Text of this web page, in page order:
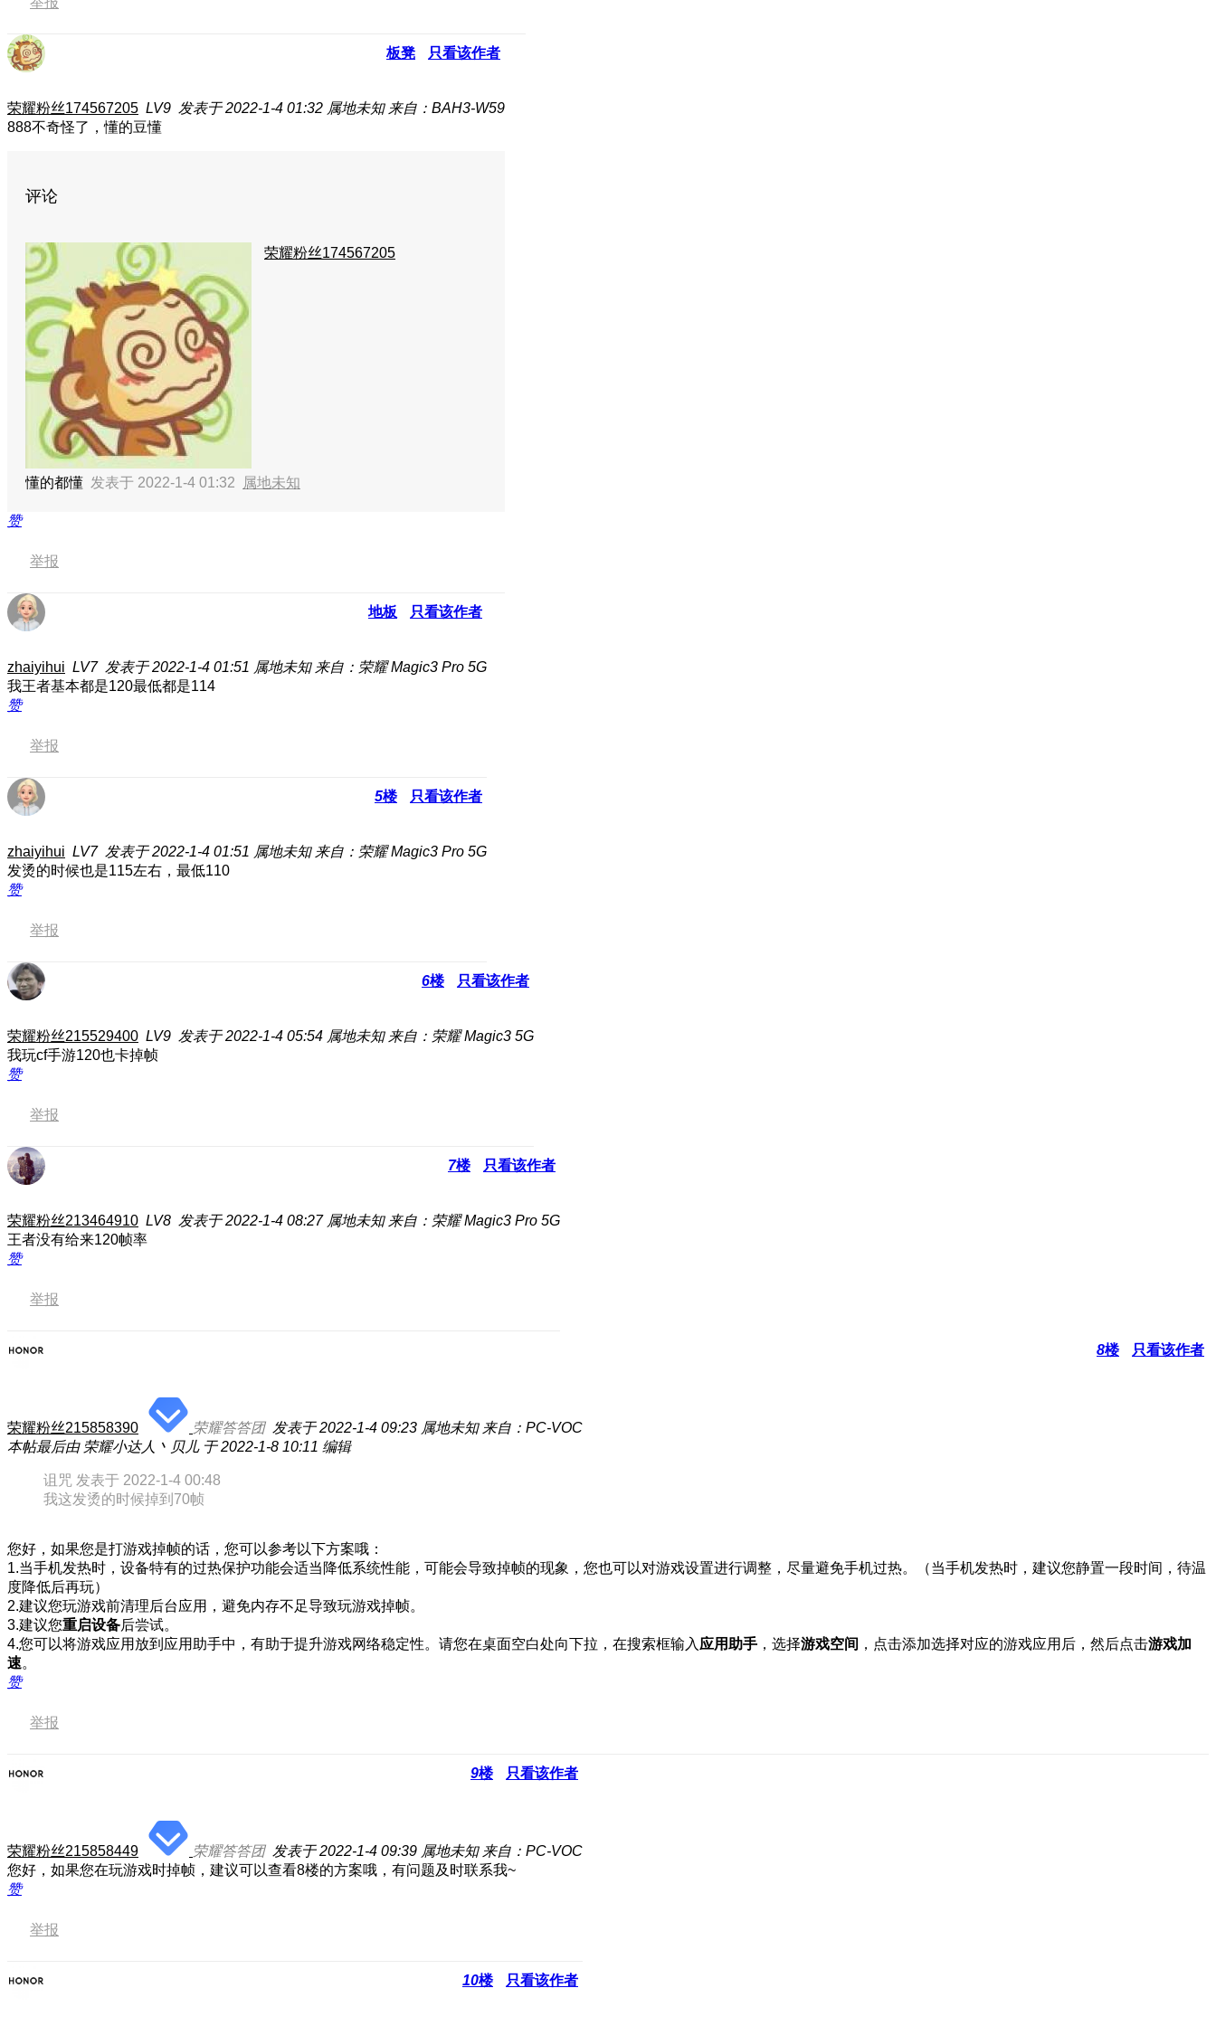
板凳 只看该作者
荣耀粉丝174567205 LV9 发表于 2022-1-4 01:32 属地未知 来自：BAH3-W59
888不奇怪了，懂的豆懂
评论
荣耀粉丝174567205
懂的都懂 发表于 2022-1-4 01:32 属地未知
赞
举报
地板 只看该作者
zhaiyihui LV7 发表于 2022-1-4 01:51 属地未知 来自：荣耀 Magic3 Pro 5G
我王者基本都是120最低都是114
赞
举报
5楼 只看该作者
zhaiyihui LV7 发表于 2022-1-4 01:51 属地未知 来自：荣耀 Magic3 Pro 5G
发烫的时候也是115左右，最低110
赞
举报
6楼 只看该作者
荣耀粉丝215529400 LV9 发表于 2022-1-4 05:54 属地未知 来自：荣耀 Magic3 5G
我玩cf手游120也卡掉帧
赞
举报
7楼 只看该作者
荣耀粉丝213464910 LV8 发表于 2022-1-4 08:27 属地未知 来自：荣耀 Magic3 Pro 5G
王者没有给来120帧率
赞
举报
8楼 只看该作者
荣耀粉丝215858390 荣耀答答团 发表于 2022-1-4 09:23 属地未知 来自：PC-VOC
本帖最后由 荣耀小达人丶贝儿 于 2022-1-8 10:11 编辑
⁢诅咒 发表于 2022-1-4 00:48
我这发烫的时候掉到70帧
您好，如果您是打游戏掉帧的话，您可以参考以下方案哦：
1.当手机发热时，设备特有的过热保护功能会适当降低系统性能，可能会导致掉帧的现象，您也可以对游戏设置进行调整，尽量避免手机过热。（当手机发热时，建议您静置一段时间，待温
度降低后再玩）
2.建议您玩游戏前清理后台应用，避免内存不足导致玩游戏掉帧。
3.建议您重启设备后尝试。
4.您可以将游戏应用放到应用助手中，有助于提升游戏网络稳定性。请您在桌面空白处向下拉，在搜索框输入 应用助手 ，选择游戏空间 ，点击添加选择对应的游戏应用后，然后点击游戏加
速。
赞
举报
9楼 只看该作者
荣耀粉丝215858449 荣耀答答团 发表于 2022-1-4 09:39 属地未知 来自：PC-VOC
您好，如果您在玩游戏时掉帧，建议可以查看8楼的方案哦，有问题及时联系我~
赞
举报
10楼 只看该作者